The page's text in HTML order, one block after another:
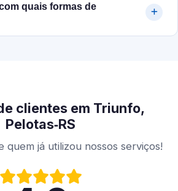
quais formas de
clientes em Triunfo,
Pelotas‑RS
quem já utilizou nossos serviços!